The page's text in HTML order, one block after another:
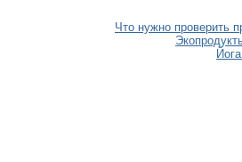
Что нужно проверить